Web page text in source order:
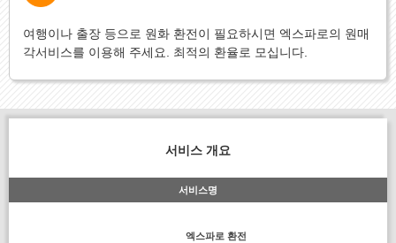
여행이나 출장 등으로 원화 환전이 필요하시면 엑스파로의 원매
각서비스를 이용해 주세요. 최적의 환율로 모십니다.
서비스 개요
서비스명
엑스파로 환전